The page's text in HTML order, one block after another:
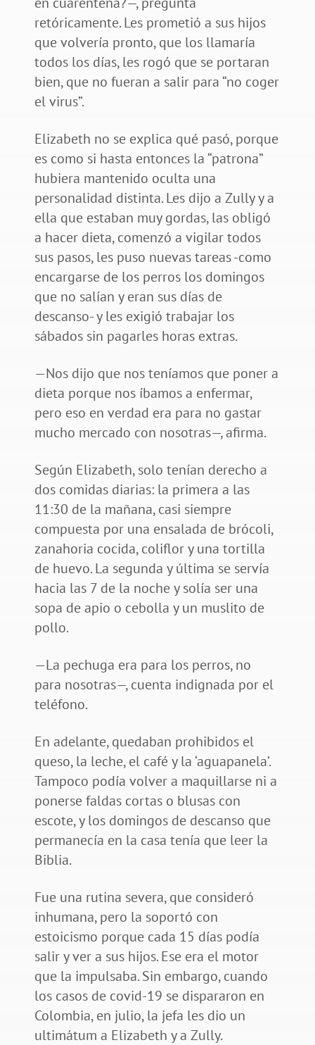
retóricamente. Les prometió a sus hijos
que volvería pronto, que los llamaría
todos los días, les rogó que se portaran
bien, que no fueran a salir para “no coger
el virus”.
Elizabeth no se explica qué pasó, porque
es como si hasta entonces la “patrona”
hubiera mantenido oculta una
personalidad distinta. Les dijo a Zully y a
ella que estaban muy gordas, las obligó
a hacer dieta, comenzó a vigilar todos
sus pasos, les puso nuevas tareas -como
encargarse de los perros los domingos
que no salían y eran sus días de
descanso- y les exigió trabajar los
sábados sin pagarles horas extras.
—Nos dijo que nos teníamos que poner a
dieta porque nos íbamos a enfermar,
pero eso en verdad era para no gastar
mucho mercado con nosotras—, afirma.
Según Elizabeth, solo tenían derecho a
dos comidas diarias: la primera a las
11:30 de la mañana, casi siempre
compuesta por una ensalada de brócoli,
zanahoria cocida, coliflor y una tortilla
de huevo. La segunda y última se servía
hacia las 7 de la noche y solía ser una
sopa de apio o cebolla y un muslito de
pollo.
—La pechuga era para los perros, no
para nosotras—, cuenta indignada por el
teléfono.
En adelante, quedaban prohibidos el
queso, la leche, el café y la ‘aguapanela’.
Tampoco podía volver a maquillarse ni a
ponerse faldas cortas o blusas con
escote, y los domingos de descanso que
permanecía en la casa tenía que leer la
Biblia.
Fue una rutina severa, que consideró
inhumana, pero la soportó con
estoicismo porque cada 15 días podía
salir y ver a sus hijos. Ese era el motor
que la impulsaba. Sin embargo, cuando
los casos de covid-19 se dispararon en
Colombia, en julio, la jefa les dio un
ultimátum a Elizabeth y a Zully.